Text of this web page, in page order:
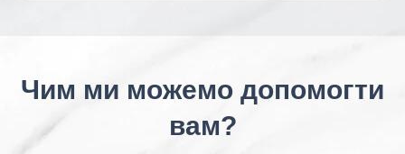
Чим ми можемо допомогти
вам?